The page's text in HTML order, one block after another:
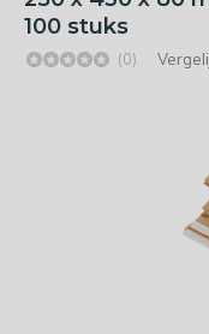
100 stuks
(0)